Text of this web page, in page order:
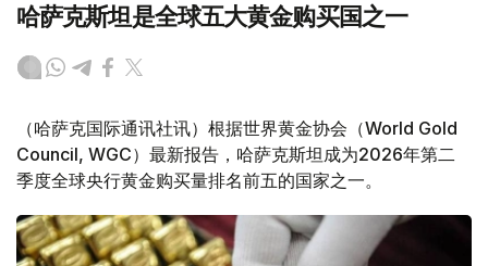
哈萨克斯坦是全球五大黄金购买国之一
（哈萨克国际通讯社讯）根据世界黄金协会（World Gold
Council, WGC）最新报告，哈萨克斯坦成为2026年第二
季度全球央行黄金购买量排名前五的国家之一。